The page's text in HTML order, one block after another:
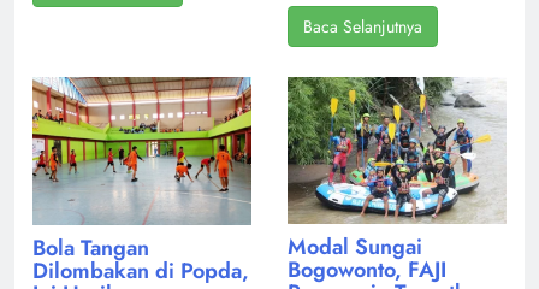
Baca Selanjutnya
Bola Tangan
Dilombakan di Popda,
Modal Sungai
Bogowonto, FAJI